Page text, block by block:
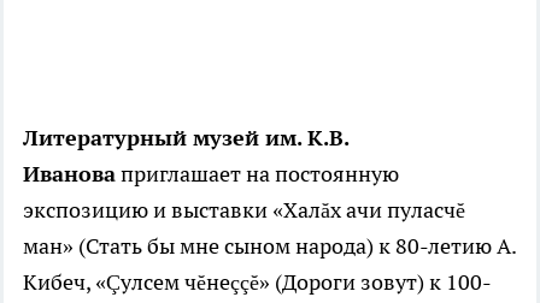
Литературный музей им. К.В.
Ивановаприглашает на постоянную
экспозицию и выставки «Халăх ачи пуласчĕ
ман» (Стать бы мне сыном народа) к 80-летию А.
Кибеч, «Çулсем чĕнеççĕ» (Дороги зовут) к 100-